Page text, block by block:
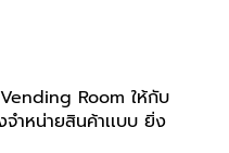
Room ให้กับ
ำหน่ายสินค้าเเบบ ยิ่ง